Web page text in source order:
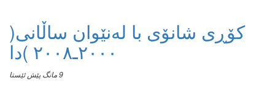
کۆڕی شانۆی با لەنێوان ساڵانی(
٢٠٠٠ـ٢٠٠٨ )دا
9 مانگ پێش ئێستا